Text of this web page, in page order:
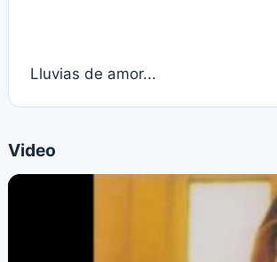
Lluvias de amor...
Video